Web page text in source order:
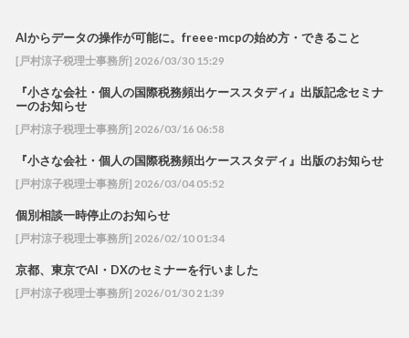
AIからデータの操作が可能に。freee-mcpの始め方・できること
[戸村涼子税理士事務所] 2026/03/30 15:29
『小さな会社・個人の国際税務頻出ケーススタディ』出版記念セミナ
ーのお知らせ
[戸村涼子税理士事務所] 2026/03/16 06:58
『小さな会社・個人の国際税務頻出ケーススタディ』出版のお知らせ
[戸村涼子税理士事務所] 2026/03/04 05:52
個別相談一時停止のお知らせ
[戸村涼子税理士事務所] 2026/02/10 01:34
京都、東京でAI・DXのセミナーを行いました
[戸村涼子税理士事務所] 2026/01/30 21:39